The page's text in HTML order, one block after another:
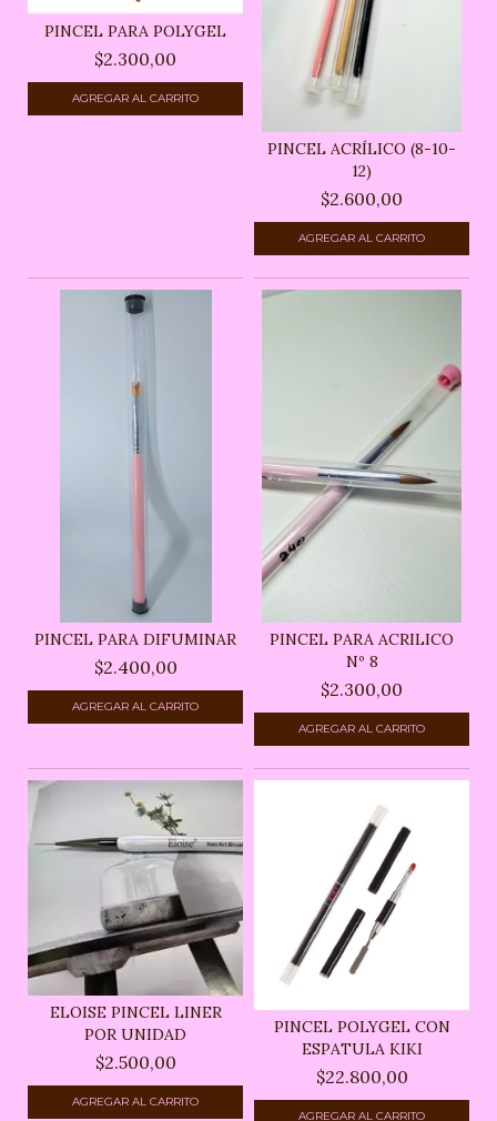
PINCEL PARA POLYGEL
$2.300,00
PINCEL ACRÍLICO (8-10-
12)
$2.600,00
PINCEL PARA DIFUMINAR
$2.400,00
PINCEL PARA ACRILICO
Nº 8
$2.300,00
ELOISE PINCEL LINER
POR UNIDAD
$2.500,00
PINCEL POLYGEL CON
ESPATULA KIKI
$22.800,00